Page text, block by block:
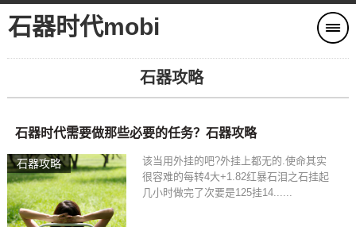
石器时代mobi
石器攻略
石器攻略
石器时代需要做那些必要的任务？石器攻略
该当用外挂的吧?外挂上都无的.使命其实
很容难的每转4大+1.82红暴石泪之石挂起
几小时做完了次要是125挂14......